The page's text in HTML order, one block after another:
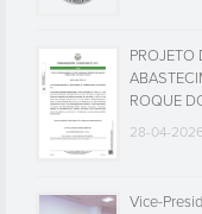
PROJETO
ROQUE
28-04-2026
Vice-